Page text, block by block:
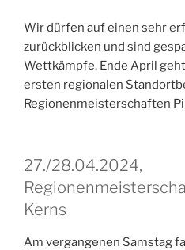
Wir dürfen auf einen sehr
zurückblicken und sind
Wettkämpfe. Ende April
ersten regionalen
Regionenmeisterschaften
27./28.04.2024,
Kerns
Am vergangenen Samstag